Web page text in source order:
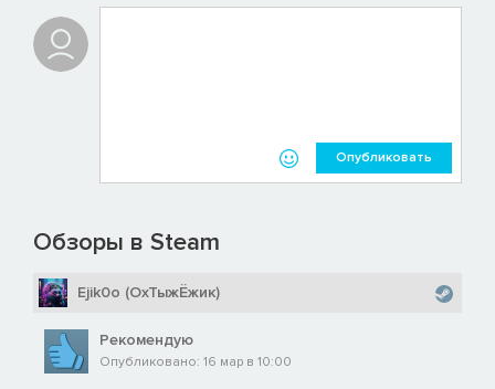
Опубликовать
Обзоры в Steam
Ejik0o (ОхТыжЁжик)
Рекомендую
Опубликовано: 16 мар в 10:00